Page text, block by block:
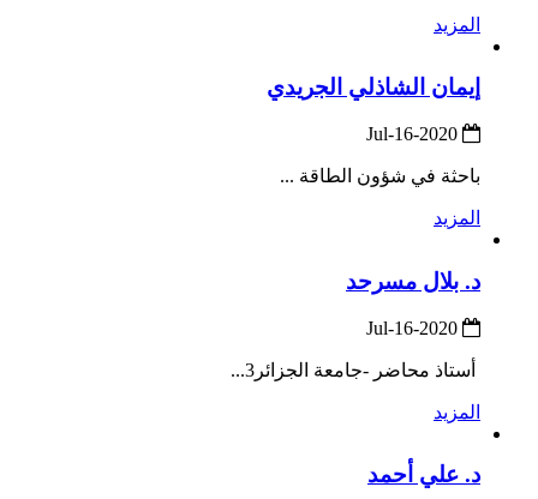
المزيد
إيمان الشاذلي الجريدي
باحثة في شؤون الطاقة ...
المزيد
د. بلال مسرحد
أستاذ محاضر -جامعة الجزائر3...
المزيد
د. علي أحمد